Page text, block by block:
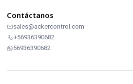
Contáctanos
sales@ackercontrol.com
+56936390682
56936390682